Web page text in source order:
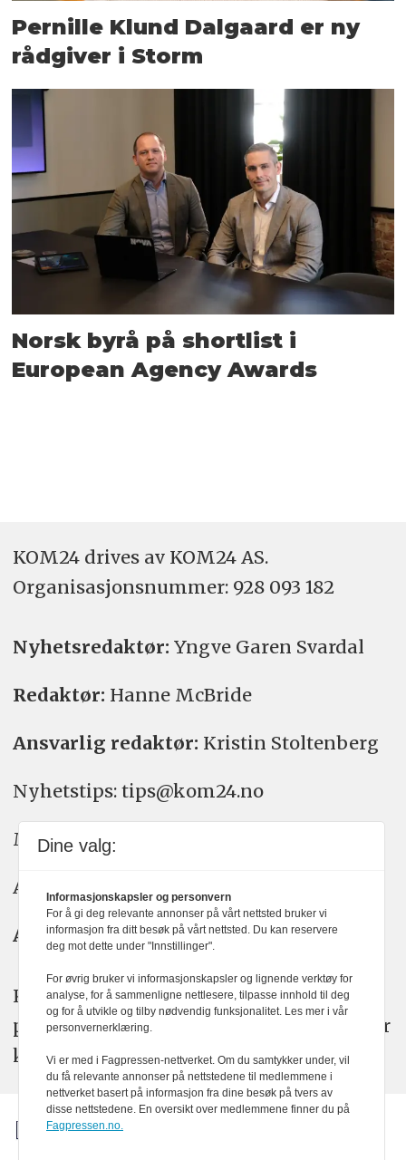
Pernille Klund Dalgaard er ny
rådgiver i Storm
Norsk byrå på shortlist i
European Agency Awards
KOM24 drives av KOM24 AS.
Organisasjons­nummer: 928 093 182
Nyhetsredaktør: Yngve Garen Svardal
Redaktør: Hanne McBride
Ansvarlig redaktør: Kristin Stoltenberg
Nyhetstips: tips@kom24.no
Meninger: meninger@kom24.no
Annonse: annonse@watchmedia.no
Abonnement:kom24@watchmedia.no
KOM24 arbeider etter Vær Varsom-
plakatens regler for god presseskikk. Her
kan du lese mer omPFUsarbeid.
Dine valg:
Informasjonskapsler og personvern
For å gi deg relevante annonser på vårt nettsted bruker vi
informasjon fra ditt besøk på vårt nettsted. Du kan reservere
deg mot dette under "Innstillinger".
For øvrig bruker vi informasjonskapsler og lignende verktøy for
analyse, for å sammenligne nettlesere, tilpasse innhold til deg
og for å utvikle og tilby nødvendig funksjonalitet. Les mer i vår
personvernerklæring.
Vi er med i Fagpressen-nettverket. Om du samtykker under, vil
du få relevante annonser på nettstedene til medlemmene i
nettverket basert på informasjon fra dine besøk på tvers av
disse nettstedene. En oversikt over medlemmene finner du på
Fagpressen.no.